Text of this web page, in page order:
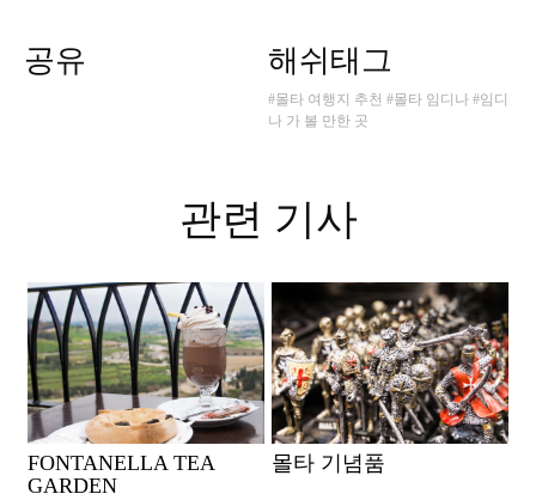
공유 해쉬태그
#몰타 여행지 추천 #몰타 임디나 #임디
나 가 볼 만한 곳
관련 기사
FONTANELLA TEA
GARDEN
몰타 기념품